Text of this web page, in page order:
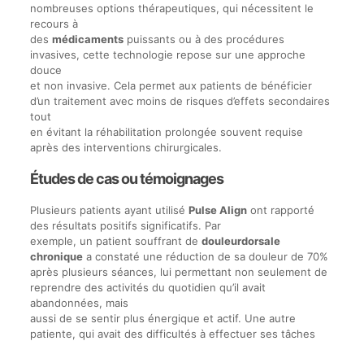
nombreuses options thérapeutiques, qui nécessitent le
recours à
des médicamentspuissants ou à des procédures
invasives, cette technologie repose sur une approche
douce
et non invasive. Cela permet aux patients de bénéficier
d’un traitement avec moins de risques d’effets secondaires
tout
en évitant la réhabilitation prolongée souvent requise
après des interventions chirurgicales.
Études de cas ou témoignages
Plusieurs patients ayant utilisé Pulse Alignont rapporté
des résultats positifs significatifs. Par
exemple, un patient souffrant de douleurdorsale
chroniquea constaté une réduction de sa douleur de 70%
après plusieurs séances, lui permettant non seulement de
reprendre des activités du quotidien qu’il avait
abandonnées, mais
aussi de se sentir plus énergique et actif. Une autre
patiente, qui avait des difficultés à effectuer ses tâches